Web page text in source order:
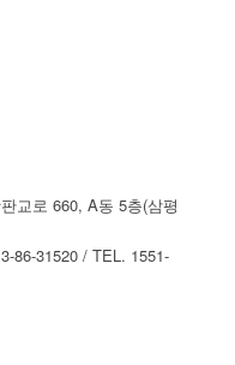
교로 660, A동 5층(삼평
86-31520 / TEL. 1551-